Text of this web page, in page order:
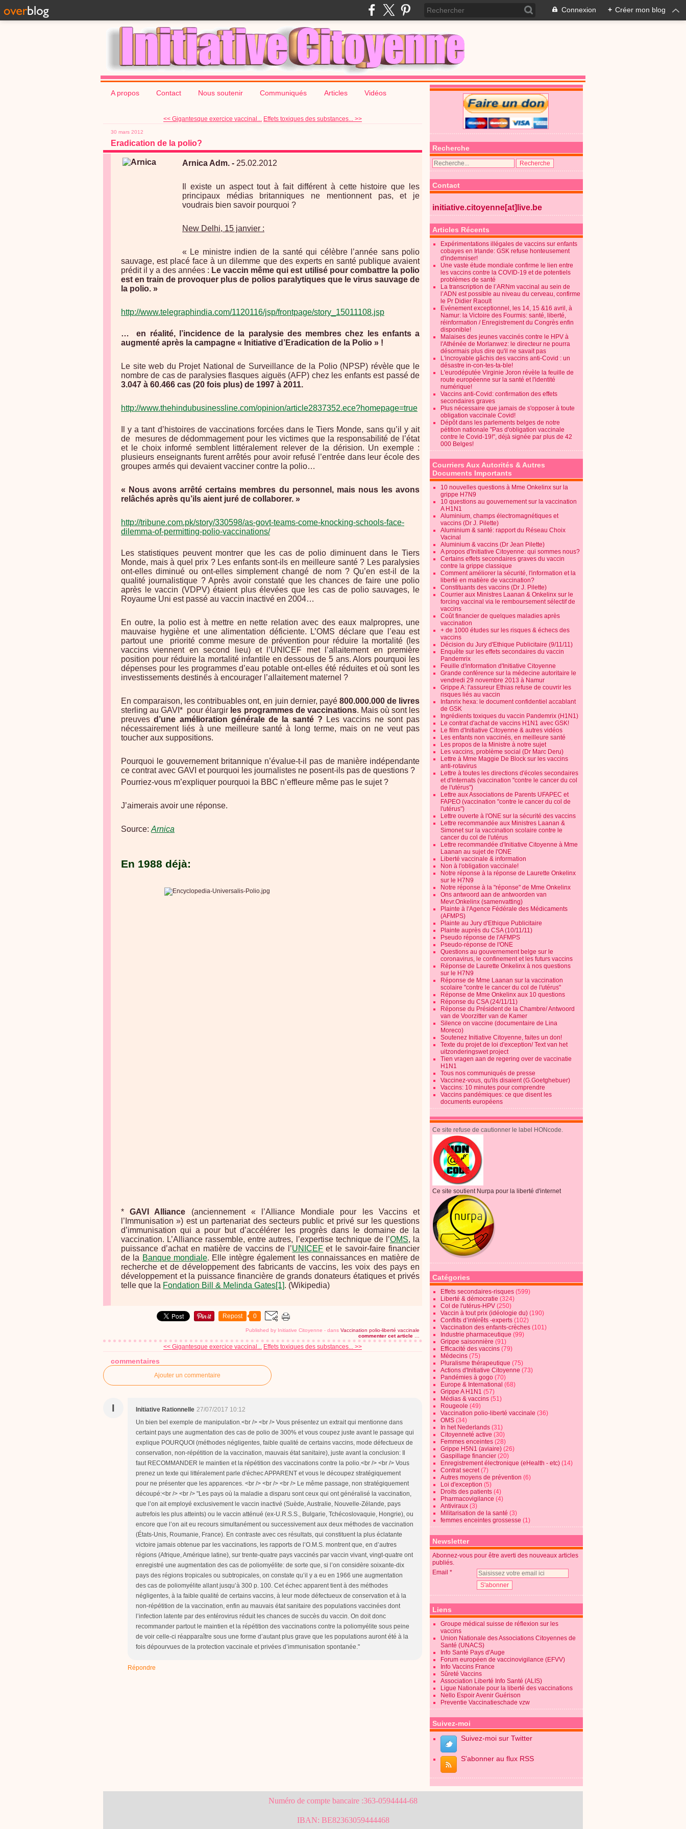
Connexion + Créer mon blog
A propos Contact Nous soutenir Communiqués Articles Vidéos
<< Gigantesque exercice vaccinal... Effets toxiques des substances... >>
30 mars 2012
Eradication de la polio?
Arnica Adm. - 25.02.2012
Il existe un aspect tout à fait différent à cette histoire que les
principaux médias britanniques ne mentionnent pas, et je
voudrais bien savoir pourquoi ?
New Delhi, 15 janvier :
« Le ministre indien de la santé qui célèbre l’année sans polio
sauvage, est placé face à un dilemme que des experts en santé publique avaient
prédit il y a des années : Le vaccin même qui est utilisé pour combattre la polio
est en train de provoquer plus de polios paralytiques que le virus sauvage de
la polio. »
http://www.telegraphindia.com/1120116/jsp/frontpage/story_15011108.jsp
…
en réalité, l’incidence de la paralysie des membres chez les enfants a
augmenté après la campagne « Initiative d’Eradication de la Polio » !
Le site web du Projet National de Surveillance de la Polio (NPSP) révèle que le
nombre de cas de paralysies flasques aiguës (AFP) chez les enfants est passé de
3.047 à 60.466 cas (20 fois plus) de 1997 à 2011.
http://www.thehindubusinessline.com/opinion/article2837352.ece?homepage=true
Il y a tant d’histoires de vaccinations forcées dans le Tiers Monde, sans qu’il y ait
de
mesures de dédommagement pour les victimes que la responsabilité de l’état
et le choix informé semblent littéralement relever de la dérision. Un exemple :
plusieurs enseignants furent arrêtés pour avoir refusé l’entrée dans leur école des
groupes armés qui devaient vacciner contre la polio…
« Nous avons arrêté certains membres du personnel, mais nous les avons
relâchés après qu’ils aient juré de collaborer. »
http://tribune.com.pk/story/330598/as-govt-teams-come-knocking-schools-face-
dilemma-of-permitting-polio-vaccinations/
Les statistiques peuvent montrer que les cas de polio diminuent dans le Tiers
Monde, mais à quel prix ? Les enfants sont-ils en meilleure santé ? Les paralysies
ont-elles diminué ou ont-elles simplement changé de nom ? Qu’en est-il de la
qualité journalistique ? Après avoir constaté que les chances de faire une polio
après le vaccin (VDPV) étaient plus élevées que les cas de polio sauvages, le
Royaume Uni est passé au vaccin inactivé en 2004…
En outre, la polio est à mettre en nette relation avec des eaux malpropres, une
mauvaise hygiène et une alimentation déficiente. L’OMS déclare que l’eau est
partout une
priorité comme mesure de prévention pour réduire la mortalité (les
vaccins viennent en second lieu) et l’UNICEF met l’allaitement en première
position pour réduire la mortalité infantile en dessous de 5 ans. Alors pourquoi les
dépenses pour les programmes d’eau potable ont-elles été réduites et où sont les
investissements destinés à encourager l’allaitement maternel ?
En comparaison, les contribuables ont, en juin dernier, payé 800.000.000 de livres
sterling au GAVI* pour élargir les programmes de vaccinations. Mais où sont les
preuvesd’une amélioration générale de la santé ? Les vaccins ne sont pas
nécessairement liés à une meilleure santé à long terme, mais on ne veut pas
toucher aux suppositions.
Pourquoi le gouvernement britannique n’évalue-t-il pas de manière indépendante
ce contrat avec GAVI et pourquoi les journalistes ne posent-ils pas de questions ?
Pourriez-vous m’expliquer pourquoi la BBC n’effleure même pas le sujet ?
J’aimerais avoir une réponse.
Source: Arnica
En 1988 déjà:
*GAVI Alliance (anciennement « l’Alliance Mondiale pour les Vaccins et
l’Immunisation ») est un partenariat des secteurs public et privé sur les questions
d’immunisation qui a pour but d’accélérer les progrès dans le domaine de la
vaccination. L’Alliance rassemble, entre autres, l’expertise technique de l’OMS, la
puissance d’achat en matière de vaccins de l’UNICEF et le savoir-faire financier
de la Banque mondiale. Elle intègre également les connaissances en matière de
recherche et de développement des fabricants de vaccins, les voix des pays en
développement et la puissance financière de grands donateurs étatiques et privés
telle que la Fondation Bill & Melinda Gates[1]. (Wikipedia)
Repost 0
Published by Initiative Citoyenne - dans Vaccination polio-liberté vaccinale
commenter cet article
<< Gigantesque exercice vaccinal... Effets toxiques des substances... >>
commentaires
Ajouter un commentaire
I Initiative Rationnelle 27/07/2017 10:12
Un bien bel exemple de manipulation.<br /> <br /> Vous présentez un extrait qui mentionne dans
certaint pays une augmentation des cas de polio de 300% et vous coupez juste avant le passage qui
explique POURQUOI (méthodes négligentes, faible qualité de certains vaccins, mode défectueux de
conservation, non-répétition de la vaccination, mauvais état sanitaire), juste avant la conclusion: Il
faut RECOMMANDER le maintien et la répétition des vaccinations contre la polio.<br /> <br /> Vous
prenez un texte qui littéralement parle d'échec APPARENT et vous le découpez stratégiquement
pour ne présenter que les apparences. <br /> <br /> <br /> Le même passage, non stratégiquement
découpé:<br /> <br /> "Les pays où la maladie a disparu sont ceux qui ont généralisé la vaccination,
que l’on ait employé exclusivement le vaccin inactivé (Suède, Australie, Nouvelle-Zélande, pays
autrefois les plus atteints) ou le vaccin atténué (ex-U.R.S.S., Bulgarie, Tchécoslovaquie, Hongrie), ou
encore que l’on ait eu recours simultanément ou successivement aux deux méthodes de vaccination
(États-Unis, Roumanie, France). En contraste avec ces résultats, qui constituent la plus éclatante
victoire jamais obtenue par les vaccinations, les rapports de l’O.M.S. montrent que, en d’autres
régions (Afrique, Amérique latine), sur trente-quatre pays vaccinés par vaccin vivant, vingt-quatre ont
enregistré une augmentation des cas de poliomyélite: de sorte que, si l’on considère soixante-dix
pays des régions tropicales ou subtropicales, on constate qu’il y a eu en 1966 une augmentation
des cas de poliomyélite allant jusqu’à 300 p. 100. Cet échec apparent tient à des méthodes
négligentes, à la faible qualité de certains vaccins, à leur mode défectueux de conservation et à la
non-répétition de la vaccination, enfin au mauvais état sanitaire des populations vaccinées dont
l’infection latente par des entérovirus réduit les chances de succès du vaccin. On doit donc
recommander partout le maintien et la répétition des vaccinations contre la poliomyélite sous peine
de voir celle-ci réapparaître sous une forme d’autant plus grave que les populations auront été à la
fois dépourvues de la protection vaccinale et privées d’immunisation spontanée."
Répondre
Recherche
Contact
initiative.citoyenne[at]live.be
Articles Récents
Expérimentations illégales de vaccins sur enfants
cobayes en Irlande: GSK refuse honteusement
d'indemniser!
Une vaste étude mondiale confirme le lien entre
les vaccins contre la COVID-19 et de potentiels
problèmes de santé
La transcription de l’ARNm vaccinal au sein de
l’ADN est possible au niveau du cerveau, confirme
le Pr Didier Raoult
Evénement exceptionnel, les 14, 15 &16 avril, à
Namur: la Victoire des Fourmis: santé, liberté,
réinformation / Enregistrement du Congrès enfin
disponible!
Malaises des jeunes vaccinés contre le HPV à
l'Athénée de Morlanwez: le directeur ne pourra
désormais plus dire qu'il ne savait pas
L'incroyable gâchis des vaccins anti-Covid : un
désastre in-con-tes-ta-ble!
L'eurodéputée Virginie Joron révèle la feuille de
route européenne sur la santé et l'identité
numérique!
Vaccins anti-Covid: confirmation des effets
secondaires graves
Plus nécessaire que jamais de s'opposer à toute
obligation vaccinale Covid!
Dépôt dans les parlements belges de notre
pétition nationale "Pas d'obligation vaccinale
contre le Covid-19!", déjà signée par plus de 42
000 Belges!
Courriers Aux Autorités & Autres
Documents Importants
10 nouvelles questions à Mme Onkelinx sur la
grippe H7N9
10 questions au gouvernement sur la vaccination
A H1N1
Aluminium, champs électromagnétiques et
vaccins (Dr J. Pilette)
Aluminium & santé: rapport du Réseau Choix
Vacinal
Aluminium & vaccins (Dr Jean Pilette)
A propos d'Initiative Citoyenne: qui sommes nous?
Certains effets secondaires graves du vaccin
contre la grippe classique
Comment améliorer la sécurité, l'information et la
liberté en matière de vaccination?
Constituants des vaccins (Dr J. Pilette)
Courrier aux Ministres Laanan & Onkelinx sur le
forcing vaccinal via le remboursement sélectif de
vaccins
Coût financier de quelques maladies après
vaccination
+ de 1000 études sur les risques & échecs des
vaccins
Décision du Jury d'Ethique Publicitaire (9/11/11)
Enquête sur les effets secondaires du vaccin
Pandemrix
Feuille d'information d'Initiative Citoyenne
Grande conférence sur la médecine autoritaire le
vendredi 29 novembre 2013 à Namur
Grippe A: l'assureur Ethias refuse de couvrir les
risques liés au vaccin
Infanrix hexa: le document confidentiel accablant
de GSK
Ingrédients toxiques du vaccin Pandemrix (H1N1)
Le contrat d'achat de vaccins H1N1 avec GSK!
Le film d'Initiative Citoyenne & autres vidéos
Les enfants non vaccinés, en meilleure santé
Les propos de la Ministre à notre sujet
Les vaccins, problème social (Dr Marc Deru)
Lettre à Mme Maggie De Block sur les vaccins
anti-rotavirus
Lettre à toutes les directions d'écoles secondaires
et d'internats (vaccination "contre le cancer du col
de l'utérus")
Lettre aux Associations de Parents UFAPEC et
FAPEO (vaccination "contre le cancer du col de
l'utérus")
Lettre ouverte à l'ONE sur la sécurité des vaccins
Lettre recommandée aux Ministres Laanan &
Simonet sur la vaccination scolaire contre le
cancer du col de l'utérus
Lettre recommandée d'Initiative Citoyenne à Mme
Laanan au sujet de l'ONE
Liberté vaccinale & information
Non à l'obligation vaccinale!
Notre réponse à la réponse de Laurette Onkelinx
sur le H7N9
Notre réponse à la "réponse" de Mme Onkelinx
Ons antwoord aan de antwoorden van
Mevr.Onkelinx (samenvatting)
Plainte à l'Agence Fédérale des Médicaments
(AFMPS)
Plainte au Jury d'Ethique Publicitaire
Plainte auprès du CSA (10/11/11)
Pseudo réponse de l'AFMPS
Pseudo-réponse de l'ONE
Questions au gouvernement belge sur le
coronavirus, le confinement et les futurs vaccins
Réponse de Laurette Onkelinx à nos questions
sur le H7N9
Réponse de Mme Laanan sur la vaccination
scolaire "contre le cancer du col de l'utérus"
Réponse de Mme Onkelinx aux 10 questions
Réponse du CSA (24/11/11)
Réponse du Président de la Chambre/ Antwoord
van de Voorzitter van de Kamer
Silence on vaccine (documentaire de Lina
Moreco)
Soutenez Initiative Citoyenne, faites un don!
Texte du projet de loi d'exception/ Text van het
uitzonderingswet project
Tien vragen aan de regering over de vaccinatie
H1N1
Tous nos communiqués de presse
Vaccinez-vous, qu'ils disaient (G.Goetghebuer)
Vaccins: 10 minutes pour comprendre
Vaccins pandémiques: ce que disent les
documents européens
Ce site refuse de cautionner le label HONcode.
Ce site soutient Nurpa pour la liberté d'internet
Catégories
Effets secondaires-risques (599)
Liberté & démocratie (324)
Col de l'utérus-HPV (250)
Vaccin à tout prix (idéologie du) (190)
Conflits d’intérêts -experts (102)
Vaccination des enfants-crèches (101)
Industrie pharmaceutique (99)
Grippe saisonnière (91)
Efficacité des vaccins (79)
Médecins (75)
Pluralisme thérapeutique (75)
Actions d'Initiative Citoyenne (73)
Pandémies à gogo (70)
Europe & International (68)
Grippe A H1N1 (57)
Médias & vaccins (51)
Rougeole (49)
Vaccination polio-liberté vaccinale (36)
OMS (34)
In het Nederlands (31)
Citoyenneté active (30)
Femmes enceintes (28)
Grippe H5N1 (aviaire) (26)
Gaspillage financier (20)
Enregistrement électronique (eHealth - etc) (14)
Contrat secret(7)
Autres moyens de prévention (6)
Loi d'exception (5)
Droits des patients (4)
Pharmacovigilance (4)
Antiviraux (3)
Militarisation de la santé (3)
femmes enceintes grossesse (1)
Newsletter
Abonnez-vous pour être averti des nouveaux articles
publiés.
Email
Liens
Groupe médical suisse de réflexion sur les
vaccins
Union Nationale des Associations Citoyennes de
Santé (UNACS)
Info Santé Pays d'Auge
Forum européen de vaccinovigilance (EFVV)
Info Vaccins France
Sûreté Vaccins
Association Liberté Info Santé (ALIS)
Ligue Nationale pour la liberté des vaccinations
Nello Espoir Avenir Guérison
Preventie Vaccinatieschade vzw
Suivez-moi
Suivez-moi sur Twitter
S'abonner au flux RSS
Numéro de compte bancaire :363-0594444-68
IBAN: BE82363059444468